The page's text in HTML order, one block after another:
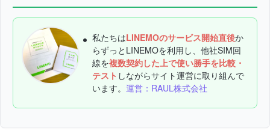
私たちはLINEMOのサービス開始直後か
らずっとLINEMOを利用し、他社SIM回
線を複数契約した上で使い勝手を比較・
テスト しながらサイト運営に取り組んで
います。 運営：RAUL株式会社